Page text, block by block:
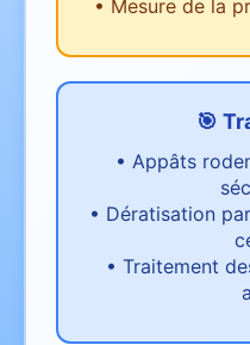
• Mesure de la
🎯
• Appâts
• Dératisation
• Traitement